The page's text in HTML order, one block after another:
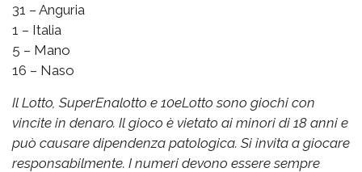
31 – Anguria
1 – Italia
5 – Mano
16 – Naso
Il Lotto, SuperEnalotto e 10eLotto sono giochi con
vincite in denaro. Il gioco è vietato ai minori di 18 anni e
può causare dipendenza patologica. Si invita a giocare
responsabilmente. I numeri devono essere sempre